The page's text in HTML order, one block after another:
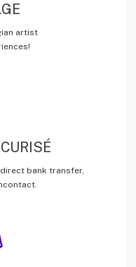
artist
bank transfer,